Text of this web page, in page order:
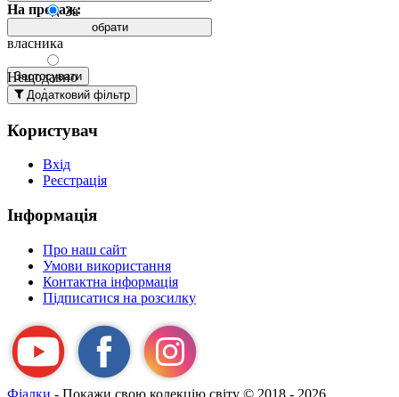
За
власника
Нещодавно
додані
вгорі
Давно
додані
За
назвою А-
Я
назвою Я-
На продаж:
обрати
Застосувати
Додатковий фільтр
Користувач
Вхід
Реєстрація
Інформація
Про наш сайт
Умови використання
Контактна інформація
Підписатися на розсилку
Фіалки - Покажи свою колекцію світу © 2018 - 2026